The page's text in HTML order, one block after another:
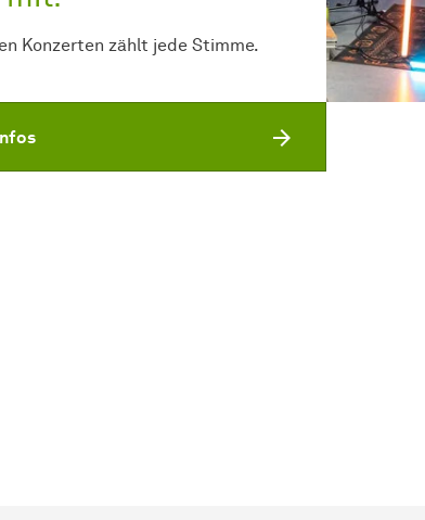
Konzerten zählt jede Stimme.